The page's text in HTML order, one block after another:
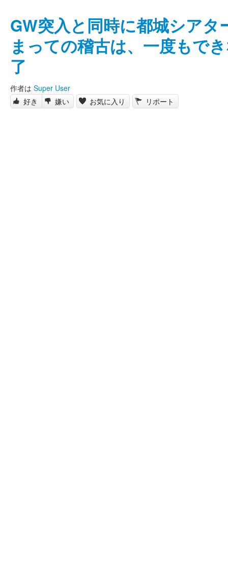
GW突入と同時に都城シア
まっての稽古は、一度もで
了
作者は Super User
好き
嫌い お気に入り リポート